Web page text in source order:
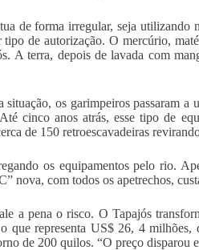
de forma irregular, seja
de autorização. O mercúrio,
A terra, depois de lavada com
situação, os garimpeiros passaram
cinco anos atrás, esse tipo de
de 150 retroescavadeiras
os equipamentos pelo rio.
nova, com todos os apetrechos,
a pena o risco. O Tapajós
que representa US$ 26, 4
de 200 quilos. “O preço disparou